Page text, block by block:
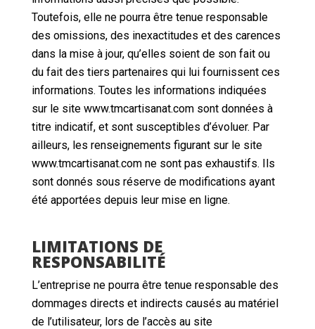
Toutefois, elle ne pourra être tenue responsable
des omissions, des inexactitudes et des carences
dans la mise à jour, qu’elles soient de son fait ou
du fait des tiers partenaires qui lui fournissent ces
informations. Toutes les informations indiquées
sur le site www.tmcartisanat.com sont données à
titre indicatif, et sont susceptibles d’évoluer. Par
ailleurs, les renseignements figurant sur le site
www.tmcartisanat.com ne sont pas exhaustifs. Ils
sont donnés sous réserve de modifications ayant
été apportées depuis leur mise en ligne.
LIMITATIONS DE
RESPONSABILITÉ
L’entreprise ne pourra être tenue responsable des
dommages directs et indirects causés au matériel
de l’utilisateur, lors de l’accès au site